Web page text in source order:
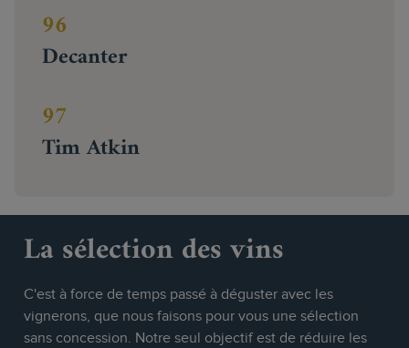
96
Decanter
97
Tim Atkin
La sélection des vins
C'est à force de temps passé à déguster avec les
vignerons, que nous faisons pour vous une sélection
sans concession. Notre seul objectif est de réduire les